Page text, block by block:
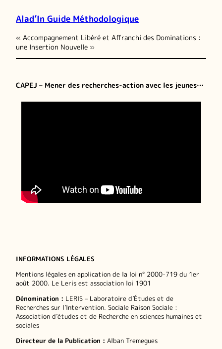
Alad’In Guide Méthodologique
« Accompagnement Libéré et Affranchi des Dominations :
une Insertion Nouvelle »
CAPEJ – Mener des recherches-action avec les jeunes…
INFORMATIONS LÉGALES
Mentions légales en application de la loi n° 2000-719 du 1er
août 2000. Le Leris est association loi 1901
Dénomination : LERIS – Laboratoire d’Études et de
Recherches sur l’Intervention. Sociale Raison Sociale :
Association d’études et de Recherche en sciences humaines et
sociales
Directeur de la Publication : Alban Tremegues